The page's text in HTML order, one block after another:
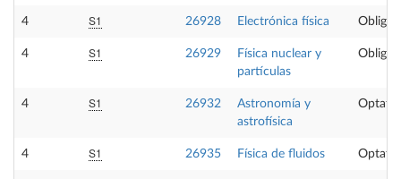
4 S1 26928 Electrónica física
4 S1 26929
Física nuclear y
partículas
4 S1 26932
Astronomía y
astrofísica
4 S1 26935 Física de fluidos